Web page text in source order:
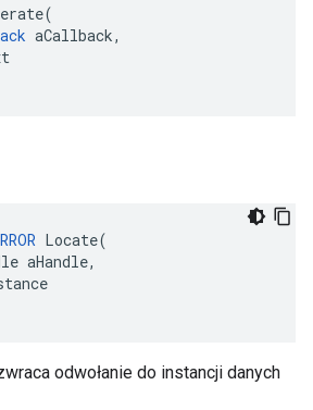
aCallback,
Locate(
aHandle,
odwołanie do instancji danych